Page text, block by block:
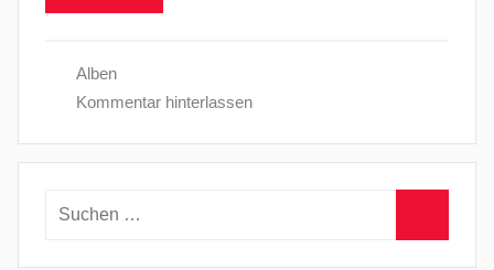
Alben
Kommentar hinterlassen
Suchen